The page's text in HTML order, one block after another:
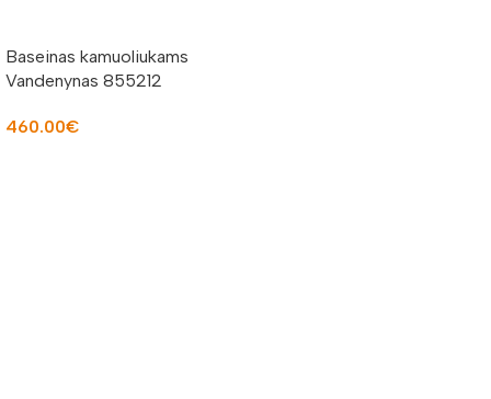
Baseinas kamuoliukams
Vandenynas 855212
460.00€